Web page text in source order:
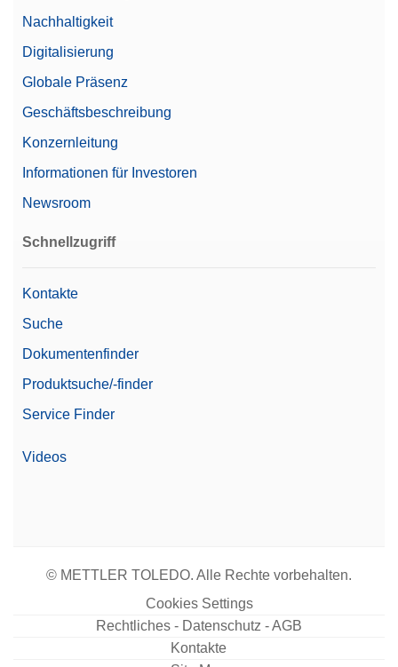
Nachhaltigkeit
Digitalisierung
Globale Präsenz
Geschäftsbeschreibung
Konzernleitung
Informationen für Investoren
Newsroom
Schnellzugriff
Kontakte
Suche
Dokumentenfinder
Produktsuche/-finder
Service Finder
Videos
© METTLER TOLEDO. Alle Rechte vorbehalten.
Cookies Settings
Rechtliches - Datenschutz - AGB
Kontakte